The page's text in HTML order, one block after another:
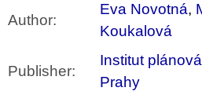
Author:
Eva Novotná,
Koukalová
Publisher:
Institut
Prahy